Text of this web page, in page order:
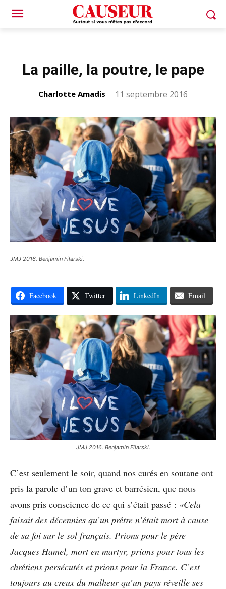
La paille, la poutre, le pape
Charlotte Amadis - 11 septembre 2016
JMJ 2016. Benjamin Filarski.
Facebook Twitter LinkedIn Email
JMJ 2016. Benjamin Filarski.
C’est seulement le soir, quand nos curés en soutane ont
pris la parole d’un ton grave et barrésien, que nous
avons pris conscience de ce qui s’était passé : «Cela
faisait des décennies qu’un prêtre n’était mort à cause
de sa foi sur le sol français. Prions pour le père
Jacques Hamel, mort en martyr, prions pour tous les
chrétiens persécutés et prions pour la France. C’est
toujours au creux du malheur qu’un pays réveille ses